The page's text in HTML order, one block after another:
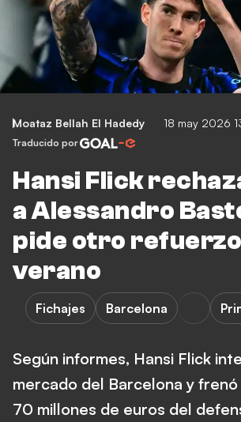
Moataz Bellah El Hadedy 18 may 2026
Traducido por
Hansi Flick
a Alessandro
pide otro
verano
Fichajes Barcelona
Según informes, Hansi Flick
mercado del Barcelona y
70 millones de euros del